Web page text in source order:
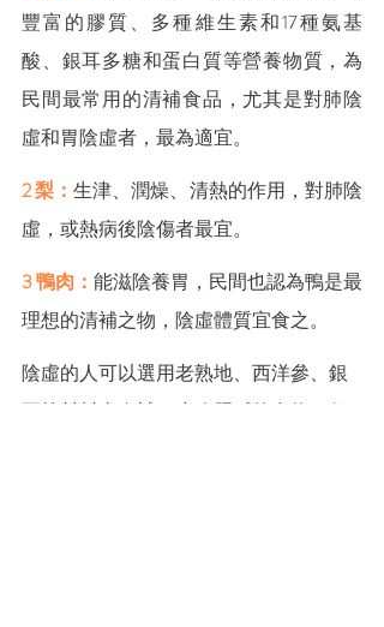
豐富的膠質、多種維生素和17種氨基
酸、銀耳多糖和蛋白質等營養物質，為
民間最常用的清補食品，尤其是對肺陰
虛和胃陰虛者，最為適宜。
2 梨：生津、潤燥、清熱的作用，對肺陰
虛，或熱病後陰傷者最宜。
3 鴨肉： 能滋陰養胃，民間也認為鴨是最
理想的清補之物，陰虛體質宜食之。
陰虛的人可以選用老熟地、西洋參、銀
耳等材料來進補，少吃肥膩的食物，保